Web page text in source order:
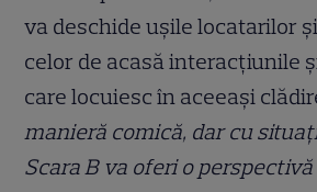
va deschide ușile locatarilor
celor de acasă interacțiunile
care locuiesc în aceeași
manieră comică, dar cu
Scara B va oferi o